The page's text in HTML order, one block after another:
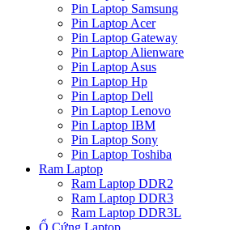
Pin Laptop Samsung
Pin Laptop Acer
Pin Laptop Gateway
Pin Laptop Alienware
Pin Laptop Asus
Pin Laptop Hp
Pin Laptop Dell
Pin Laptop Lenovo
Pin Laptop IBM
Pin Laptop Sony
Pin Laptop Toshiba
Ram Laptop
Ram Laptop DDR2
Ram Laptop DDR3
Ram Laptop DDR3L